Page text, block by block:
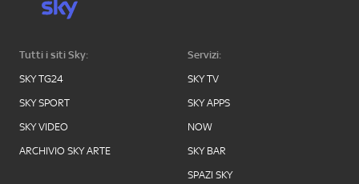
Tutti i siti Sky:
SKY TG24
SKY SPORT
SKY VIDEO
ARCHIVIO SKY ARTE
Servizi:
SKY TV
SKY APPS
NOW
SKY BAR
SPAZI SKY